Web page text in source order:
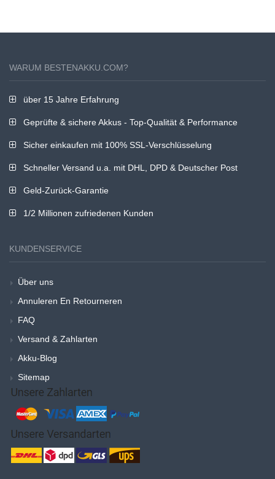
WARUM BESTENAKKU.COM?
über 15 Jahre Erfahrung
Geprüfte & sichere Akkus - Top-Qualität & Performance
Sicher einkaufen mit 100% SSL-Verschlüsselung
Schneller Versand u.a. mit DHL, DPD & Deutscher Post
Geld-Zurück-Garantie
1/2 Millionen zufriedenen Kunden
KUNDENSERVICE
Über uns
Annuleren En Retourneren
FAQ
Versand & Zahlarten
Akku-Blog
Sitemap